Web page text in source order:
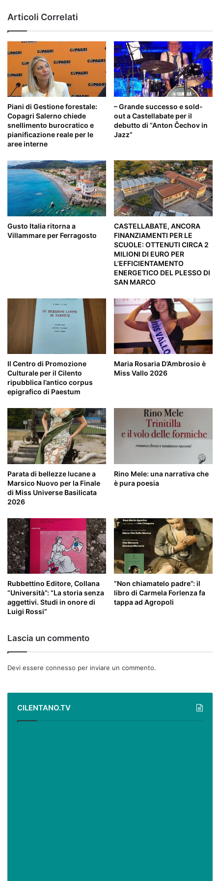
Articoli Correlati
Piani di Gestione forestale:
Copagri Salerno chiede
snellimento burocratico e
pianificazione reale per le
aree interne
– Grande successo e sold-
out a Castellabate per il
debutto di “Anton Čechov in
Jazz”
Gusto Italia ritorna a
Villammare per Ferragosto
CASTELLABATE, ANCORA
FINANZIAMENTI PER LE
SCUOLE: OTTENUTI CIRCA 2
MILIONI DI EURO PER
L’EFFICIENTAMENTO
ENERGETICO DEL PLESSO DI
SAN MARCO
Il Centro di Promozione
Culturale per il Cilento
ripubblica l’antico corpus
epigrafico di Paestum
Maria Rosaria D’Ambrosio è
Miss Vallo 2026
Parata di bellezze lucane a
Marsico Nuovo per la Finale
di Miss Universe Basilicata
2026
Rino Mele: una narrativa che
è pura poesia
Rubbettino Editore, Collana
“Università”: “La storia senza
aggettivi. Studi in onore di
Luigi Rossi”
“Non chiamatelo padre”: il
libro di Carmela Forlenza fa
tappa ad Agropoli
Lascia un commento
Devi essere connesso per inviare un commento.
CILENTANO.TV